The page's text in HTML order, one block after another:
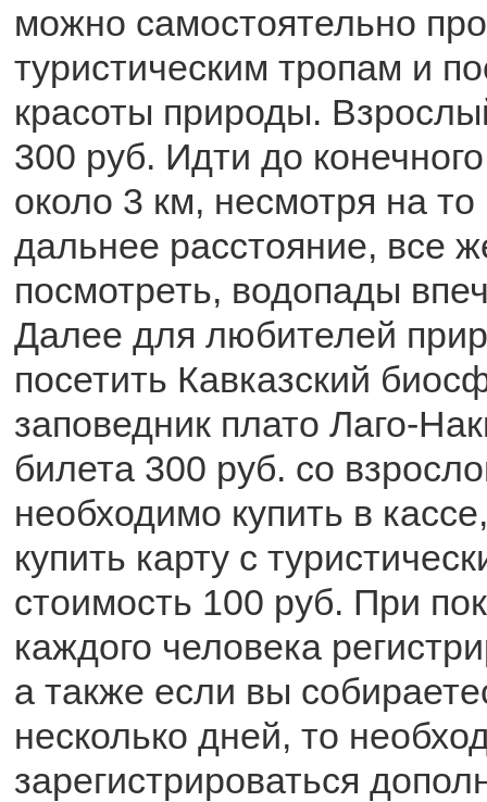
можно самостоятельно
туристическим тропам и
красоты природы.
300 руб. Идти до
около 3 км, несмотря на то
дальнее расстояние, все
посмотреть, водопады
Далее для любителей
посетить Кавказский
заповедник плато Лаго-
билета 300 руб. со
необходимо купить в
купить карту с
стоимость 100 руб. При
каждого человека
а также если вы
несколько дней, то
зарегистрироваться